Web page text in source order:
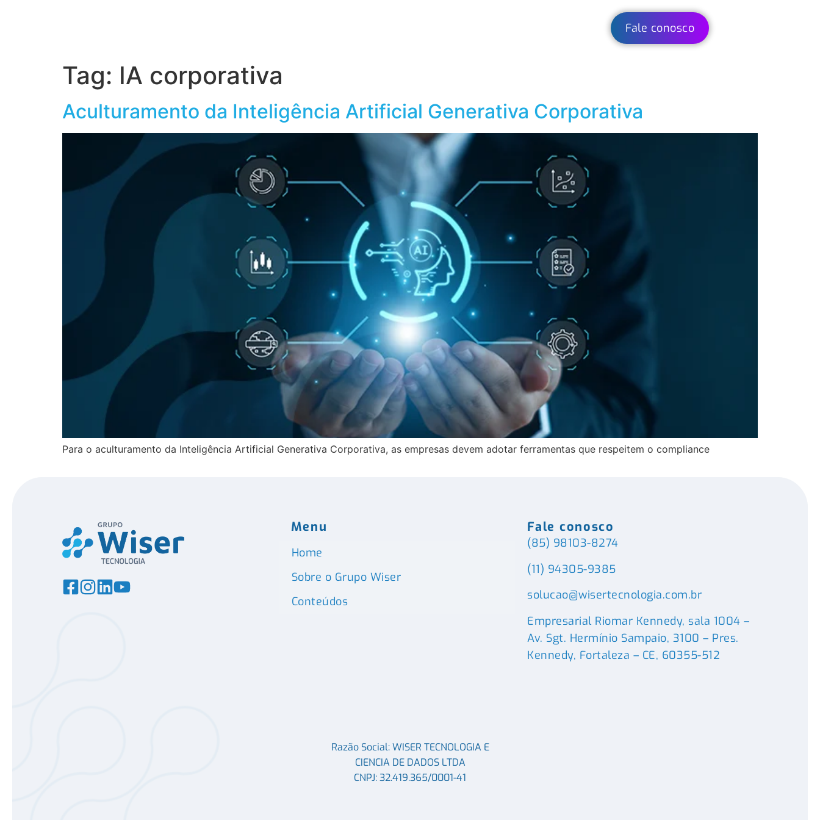
Fale conosco
Tag: IA corporativa
Aculturamento da Inteligência Artificial Generativa Corporativa
Para o aculturamento da Inteligência Artificial Generativa Corporativa, as empresas devem adotar ferramentas que respeitem o compliance
Menu
Home
Sobre o Grupo Wiser
Conteúdos
Fale conosco
(85) 98103-8274
(11) 94305-9385
solucao@wisertecnologia.com.br
Empresarial Riomar Kennedy, sala 1004 –
Av. Sgt. Hermínio Sampaio, 3100 – Pres.
Kennedy, Fortaleza – CE, 60355-512
Razão Social: WISER TECNOLOGIA E
CIENCIA DE DADOS LTDA
CNPJ: 32.419.365/0001-41